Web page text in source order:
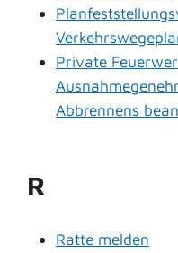
Private
Abbrennens
R
Ratte melden